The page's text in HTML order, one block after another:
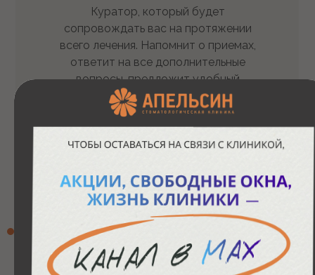
Куратор, который будет
сопровождать вас на протяжении
всего лечения. Напомнит о приемах,
ответит на все дополнительные
вопросы, предложит удобный
график лечения и поддержит во
время волнительных моментов, если
потребуется
Подарки пациентам